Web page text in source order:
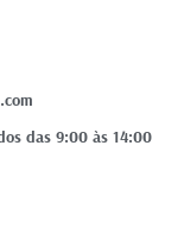
das 9:00 às 14:00